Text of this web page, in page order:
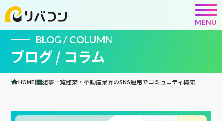
MENU
BLOG / COLUMN
ブログ / コラム
HOME 記事一覧建築・不動産業界のSNS運用でコミュニティ構築